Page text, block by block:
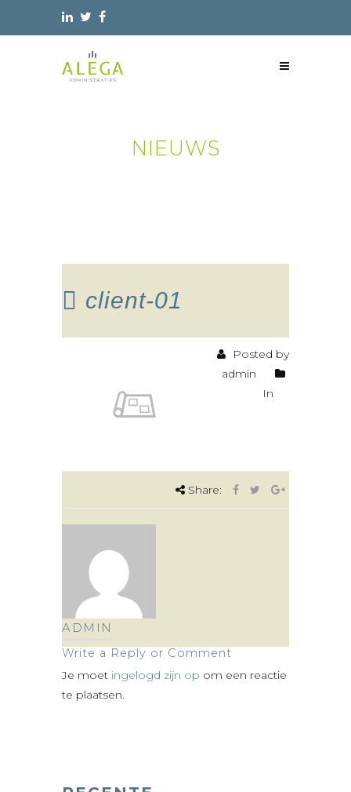
NIEUWS
client-01
Posted by
admin
In
Share:
ADMIN
Write a Reply or Comment
Je moet ingelogd zijn op om een reactie
te plaatsen.